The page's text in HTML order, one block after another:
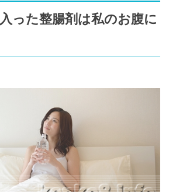
った整腸剤は私のお腹に